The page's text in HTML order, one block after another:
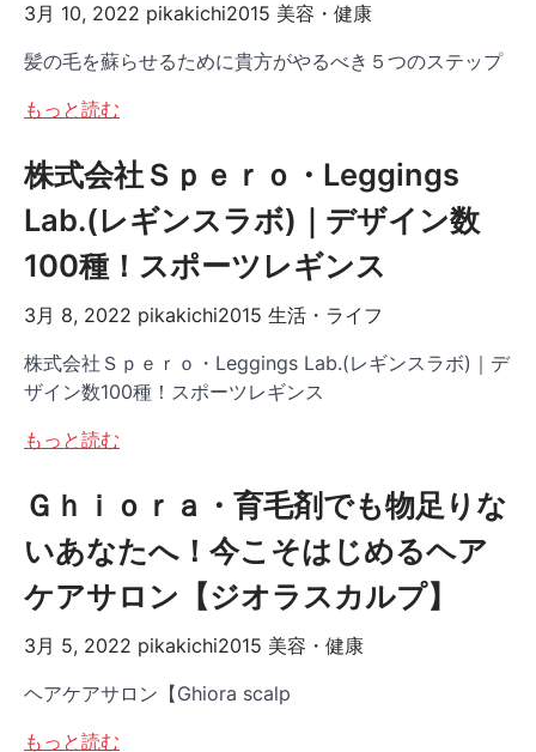
3月 10, 2022 pikakichi2015 美容・健康
髪の毛を蘇らせるために貴方がやるべき５つのステップ
もっと読む
株式会社Ｓｐｅｒｏ・Leggings
Lab.(レギンスラボ)｜デザイン数
100種！スポーツレギンス
3月 8, 2022 pikakichi2015 生活・ライフ
株式会社Ｓｐｅｒｏ・Leggings Lab.(レギンスラボ)｜デ
ザイン数100種！スポーツレギンス
もっと読む
Ｇｈｉｏｒａ・育毛剤でも物足りな
いあなたへ！今こそはじめるヘア
ケアサロン【ジオラスカルプ】
3月 5, 2022 pikakichi2015 美容・健康
ヘアケアサロン【Ghiora scalp
もっと読む